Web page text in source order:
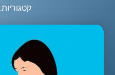
קטגוריות: